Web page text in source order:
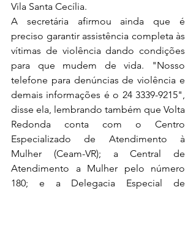
Vila Santa Cecília.
A secretária afirmou ainda que é
preciso garantir assistência completa às
vítimas de violência dando condições
para que mudem de vida. "Nosso
telefone para denúncias de violência e
demais informações é o 24 3339-9215",
disse ela, lembrando também que Volta
Redonda conta com o Centro
Especializado de Atendimento à
Mulher (Ceam-VR); a Central de
Atendimento a Mulher pelo número
180; e a Delegacia Especial de